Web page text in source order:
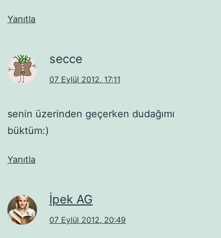
Yanıtla
secce
07 Eylül 2012, 17:11
senin üzerinden geçerken dudağımı
büktüm:)
Yanıtla
İpek AG
07 Eylül 2012, 20:49